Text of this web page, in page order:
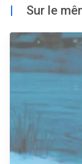
| Sur le